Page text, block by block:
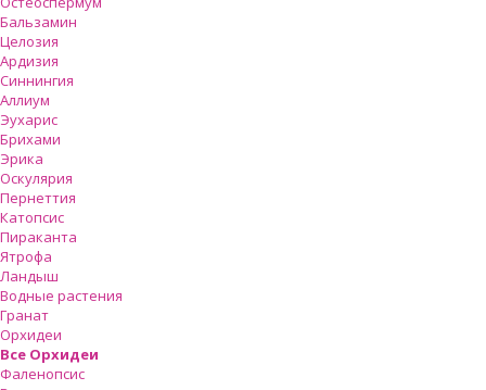
Бальзамин
Целозия
Ардизия
Синнингия
Аллиум
Эухарис
Брихами
Эрика
Оскулярия
Пернеттия
Катопсис
Пираканта
Ятрофа
Ландыш
Водные растения
Гранат
Орхидеи
Все Орхидеи
Фаленопсис